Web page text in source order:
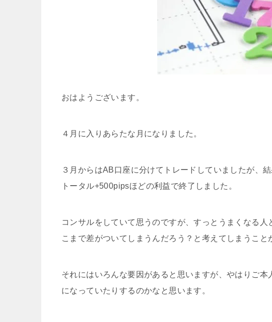
おはようございます。
４月に入りあらたな月になりました。
３月からはAB口座に分けてトレードしていましたが、
トータル+500pipsほどの利益で終了しました。
コンサルをしていて思うのですが、すっとうまくなる
こまで差がついてしまうんだろう？と考えてしまうこと
それにはいろんな要因があると思いますが、やはりご
になっていたりするのかなと思います。